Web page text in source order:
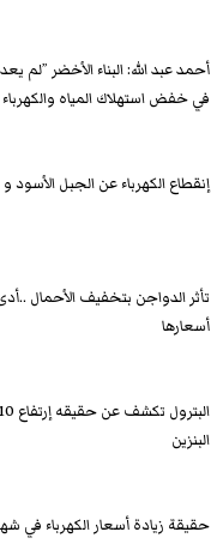
أحمد عبد الله: البناء الأخضر ”لم
في خفض استهلاك المياه والكهرباء
إنقطاع الكهرباء عن الجبل
أسعارها
البنزين
حقيقة زيادة أسعار الكهرباء في